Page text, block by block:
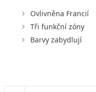
Ovlivněna Francií
Tři funkční zóny
Barvy zabydlují